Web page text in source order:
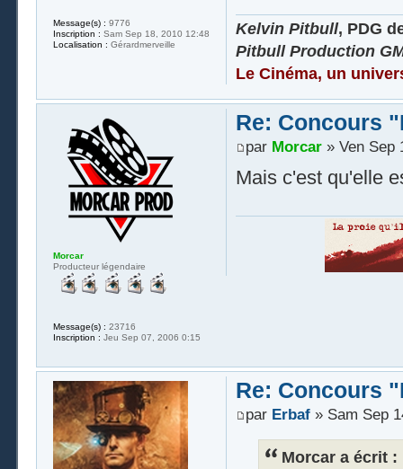
Kelvin Pitbull, PDG
Pitbull Production
Le Cinéma, un
Message(s) : 9776
Inscription : Sam Sep 18, 2010 12:48
Localisation : Gérardmerveille
Re: Concours
par Morcar» Ven Sep
Mais c'est qu'elle
Morcar
Producteur légendaire
Message(s) : 23716
Inscription : Jeu Sep 07, 2006 0:15
Re: Concours
par Erbaf» Sam Sep
Morcar a écrit :